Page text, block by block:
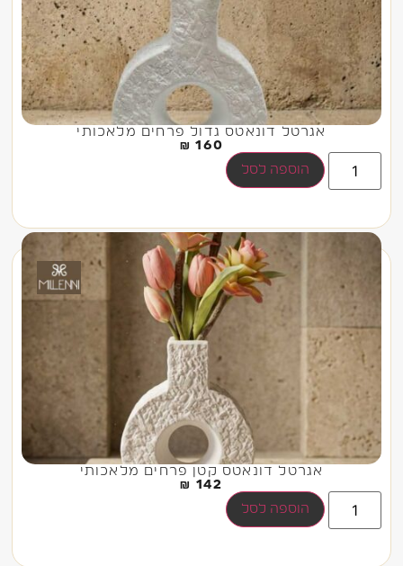
אגרטל דונאטס גדול פרחים מלאכותי
160
₪
הוספה לסל
אגרטל דונאטס קטן פרחים מלאכותי
142
₪
הוספה לסל